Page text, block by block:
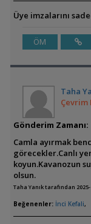
Üye imzalarını
ÖM
Taha
Çevrim
Gönderim Zamanı:
Camla ayırmak
görecekler.Canlı
koyun.Kavanozun
olsun.
Taha Yanık tarafından
Beğenenler: İnci Kefali,